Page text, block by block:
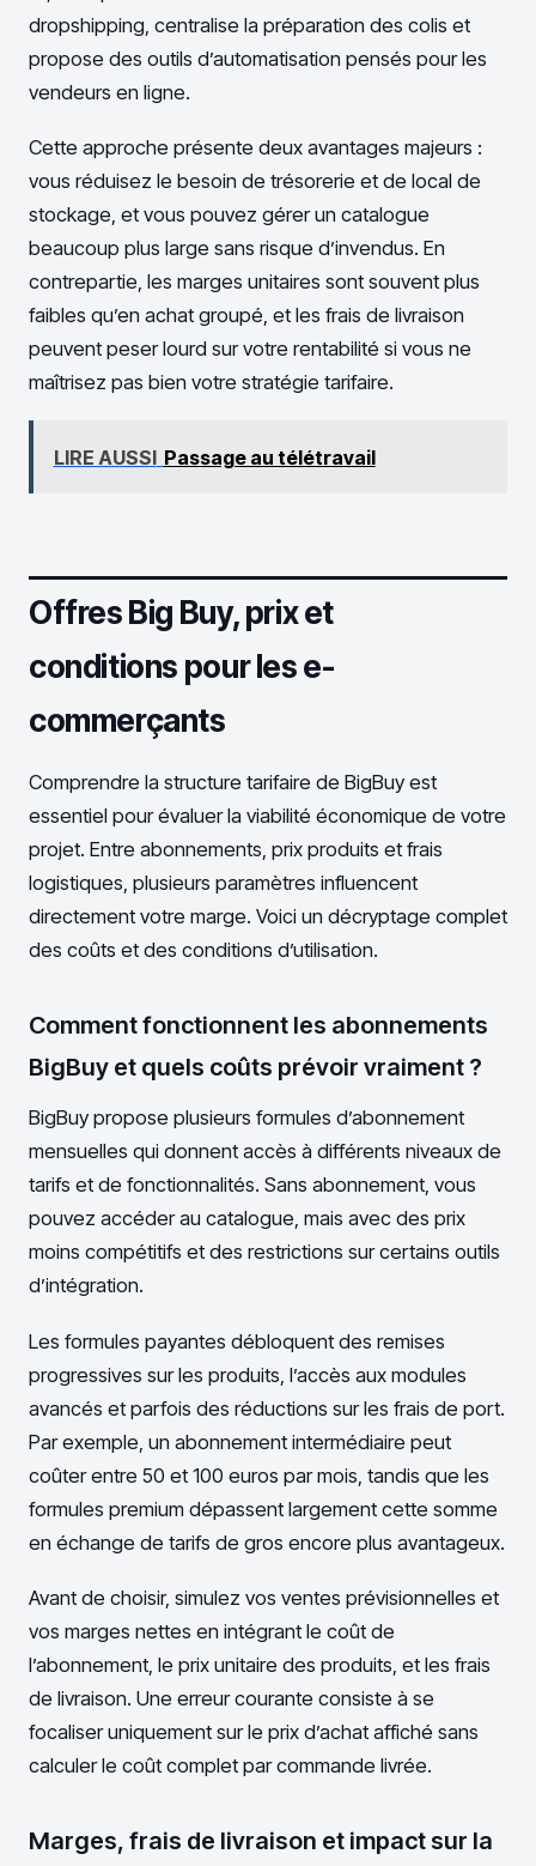
dropshipping, centralise la préparation des colis et
propose des outils d’automatisation pensés pour les
vendeurs en ligne.
Cette approche présente deux avantages majeurs :
vous réduisez le besoin de trésorerie et de local de
stockage, et vous pouvez gérer un catalogue
beaucoup plus large sans risque d’invendus. En
contrepartie, les marges unitaires sont souvent plus
faibles qu’en achat groupé, et les frais de livraison
peuvent peser lourd sur votre rentabilité si vous ne
maîtrisez pas bien votre stratégie tarifaire.
LIRE AUSSI Passage au télétravail
Offres Big Buy, prix et
conditions pour les e-
commerçants
Comprendre la structure tarifaire de BigBuy est
essentiel pour évaluer la viabilité économique de votre
projet. Entre abonnements, prix produits et frais
logistiques, plusieurs paramètres influencent
directement votre marge. Voici un décryptage complet
des coûts et des conditions d’utilisation.
Comment fonctionnent les abonnements
BigBuy et quels coûts prévoir vraiment ?
BigBuy propose plusieurs formules d’abonnement
mensuelles qui donnent accès à différents niveaux de
tarifs et de fonctionnalités. Sans abonnement, vous
pouvez accéder au catalogue, mais avec des prix
moins compétitifs et des restrictions sur certains outils
d’intégration.
Les formules payantes débloquent des remises
progressives sur les produits, l’accès aux modules
avancés et parfois des réductions sur les frais de port.
Par exemple, un abonnement intermédiaire peut
coûter entre 50 et 100 euros par mois, tandis que les
formules premium dépassent largement cette somme
en échange de tarifs de gros encore plus avantageux.
Avant de choisir, simulez vos ventes prévisionnelles et
vos marges nettes en intégrant le coût de
l’abonnement, le prix unitaire des produits, et les frais
de livraison. Une erreur courante consiste à se
focaliser uniquement sur le prix d’achat affiché sans
calculer le coût complet par commande livrée.
Marges, frais de livraison et impact sur la